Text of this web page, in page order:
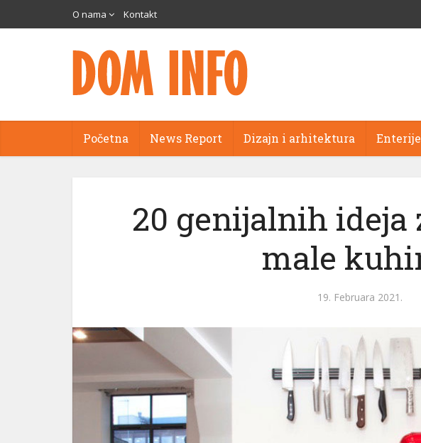
O nama Kontakt
Početna News Report Dizajn i arhitektura
20 genijalnih ideja
male
19. Februara 2021.